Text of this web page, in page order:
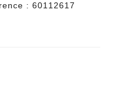
: 60112617